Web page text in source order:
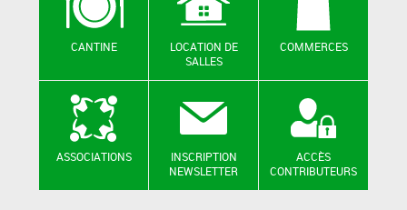
CANTINE
LOCATION DE
SALLES
COMMERCES
ASSOCIATIONS
INSCRIPTION
NEWSLETTER
ACCÈS
CONTRIBUTEURS